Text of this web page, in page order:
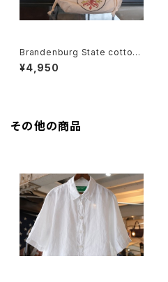
Brandenburg State cotton
souvenir drawstring Bag
¥4,950
その他の商品